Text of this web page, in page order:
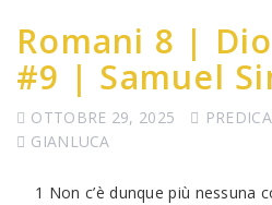
Romani 8 |
#9 | Samuel
OTTOBRE 29, 2025
GIANLUCA
1 Non c’è dunque più nessuna